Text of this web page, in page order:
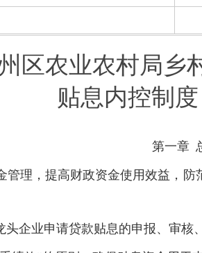
区农业农村局乡
贴息内控制度
第一章
理，提高财政资金使用效益，
企业申请贷款贴息的申报、审核